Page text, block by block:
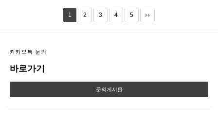
1 2 3 4 5
카카오톡 문의
바로가기
문의게시판